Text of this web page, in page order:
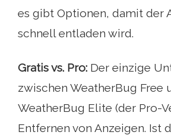
es gibt Optionen, damit der
schnell entladen wird.
Gratis vs. Pro: Der einzige
zwischen WeatherBug Free
WeatherBug Elite (der Pro-
Entfernen von Anzeigen. Ist